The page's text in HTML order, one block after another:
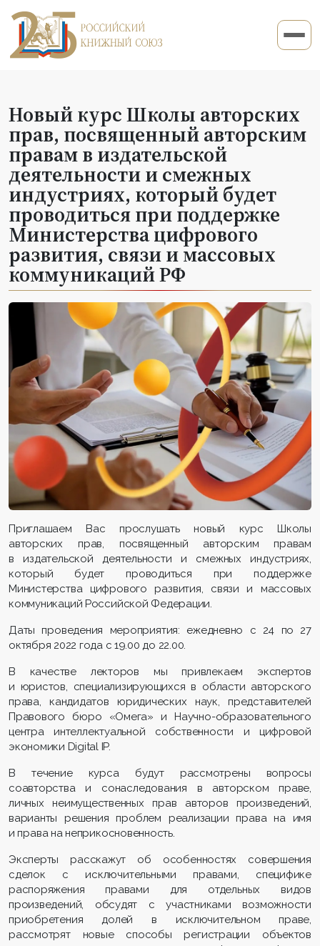
Новый курс Школы авторских
прав, посвященный авторским
правам в издательской
деятельности и смежных
индустриях, который будет
проводиться при поддержке
Министерства цифрового
развития, связи и массовых
коммуникаций РФ
Приглашаем Вас прослушать новый курс Школы
авторских прав, посвященный авторским правам
в издательской деятельности и смежных индустриях,
который будет проводиться при поддержке
Министерства цифрового развития, связи и массовых
коммуникаций Российской Федерации.
Даты проведения мероприятия: ежедневно с 24 по 27
октября 2022 года с 19.00 до 22.00.
В качестве лекторов мы привлекаем экспертов
и юристов, специализирующихся в области авторского
права, кандидатов юридических наук, представителей
Правового бюро «Омега» и Научно-образовательного
центра интеллектуальной собственности и цифровой
экономики Digital IP.
В течение курса будут рассмотрены вопросы
соавторства и сонаследования в авторском праве,
личных неимущественных прав авторов произведений,
варианты решения проблем реализации права на имя
и права на неприкосновенность.
Эксперты расскажут об особенностях совершения
сделок с исключительными правами, специфике
распоряжения правами для отдельных видов
произведений, обсудят с участниками возможности
приобретения долей в исключительном праве,
рассмотрят новые способы регистрации объектов